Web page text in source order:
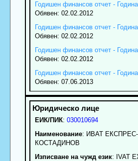
Годишен финансов отчет -
Обявен: 02.02.2012
Годишен финансов отчет -
Обявен: 02.02.2012
Годишен финансов отчет -
Обявен: 02.02.2012
Годишен финансов отчет -
Обявен: 07.06.2013
ЕИК/ПИК: 030010694
Наименование: ИВАТ
КОСТАДИНОВ
Изписване на чужд език: IVAT